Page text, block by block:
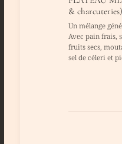
& charcuteries)
Un mélange
Avec pain frais,
fruits secs,
sel de céleri et